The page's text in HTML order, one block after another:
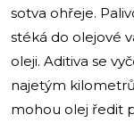
sotva ohřeje.
stéká do olejové
oleji. Aditiva se
najetým
mohou olej ředit